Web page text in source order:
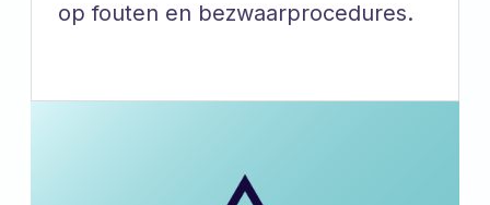
op fouten en bezwaarprocedures.